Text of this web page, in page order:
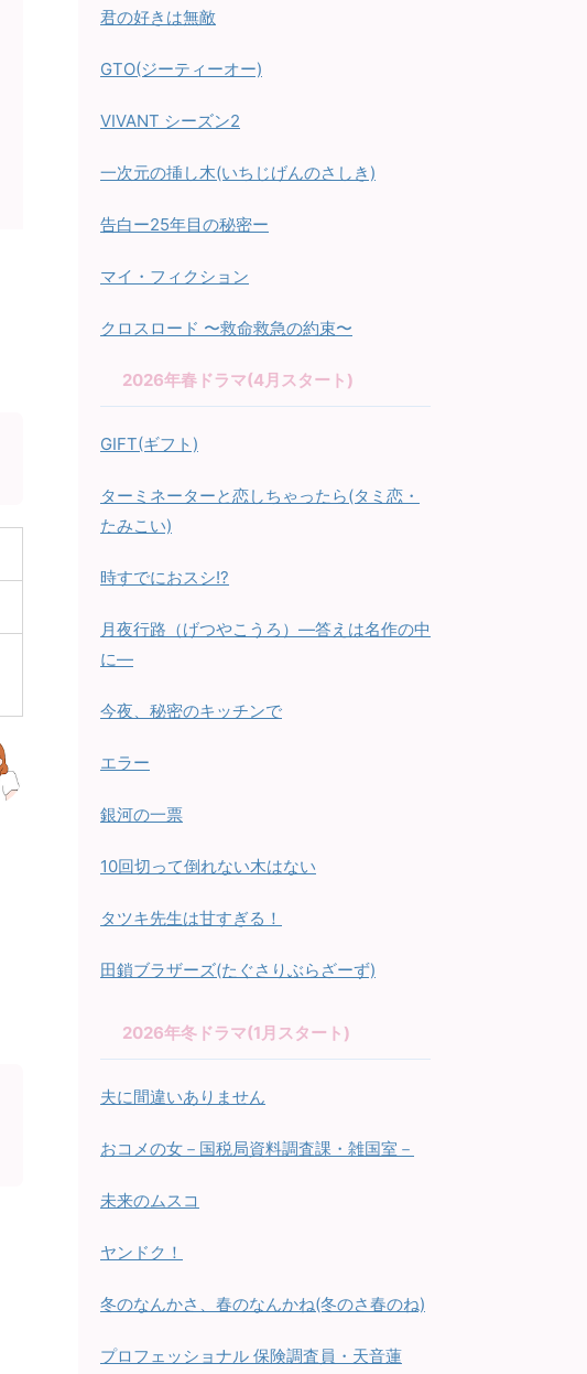
君の好きは無敵
GTO(ジーティーオー)
VIVANT シーズン2
一次元の挿し木(いちじげんのさしき)
告白ー25年目の秘密ー
マイ・フィクション
クロスロード 〜救命救急の約束〜
2026年春ドラマ(4月スタート)
GIFT(ギフト)
ターミネーターと恋しちゃったら(タミ恋・
たみこい)
時すでにおスシ!?
月夜行路（げつやこうろ）—答えは名作の中
に—
今夜、秘密のキッチンで
エラー
銀河の一票
10回切って倒れない木はない
タツキ先生は甘すぎる！
田鎖ブラザーズ(たぐさりぶらざーず)
2026年冬ドラマ(1月スタート)
夫に間違いありません
おコメの女－国税局資料調査課・雑国室－
未来のムスコ
ヤンドク！
冬のなんかさ、春のなんかね(冬のさ春のね)
プロフェッショナル 保険調査員・天音蓮